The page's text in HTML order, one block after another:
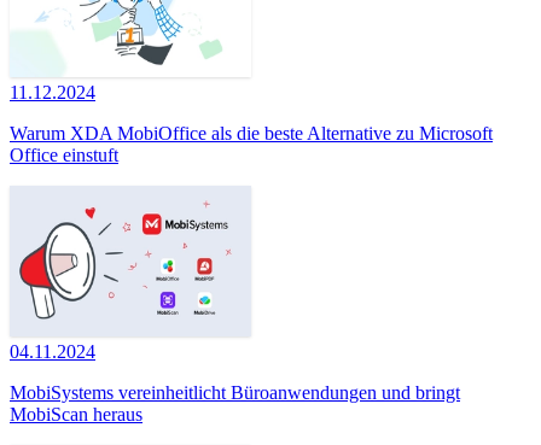
11.12.2024
Warum XDA MobiOffice als die beste Alternative zu Microsoft
Office einstuft
04.11.2024
MobiSystems vereinheitlicht Büroanwendungen und bringt
MobiScan heraus